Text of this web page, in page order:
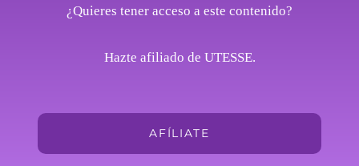
¿Quieres tener acceso a este contenido?
Hazte afiliado de UTESSE.
AFÍLIATE